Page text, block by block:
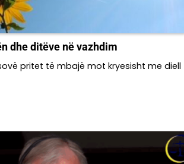
dhe ditëve në vazhdim
pritet të mbajë mot kryesisht me diell